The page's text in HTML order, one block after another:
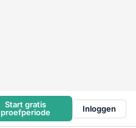
Start gratis
proefperiode
Inloggen